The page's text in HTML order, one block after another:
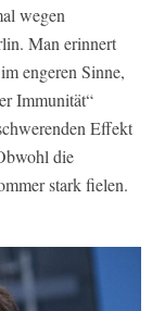
wegen
Man erinnert
engeren Sinne,
Immunität“
Effekt
die
stark fielen.